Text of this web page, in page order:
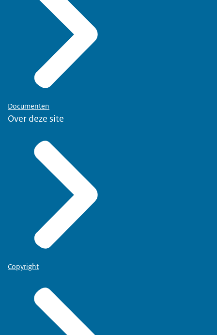
Documenten
Over deze site
Copyright